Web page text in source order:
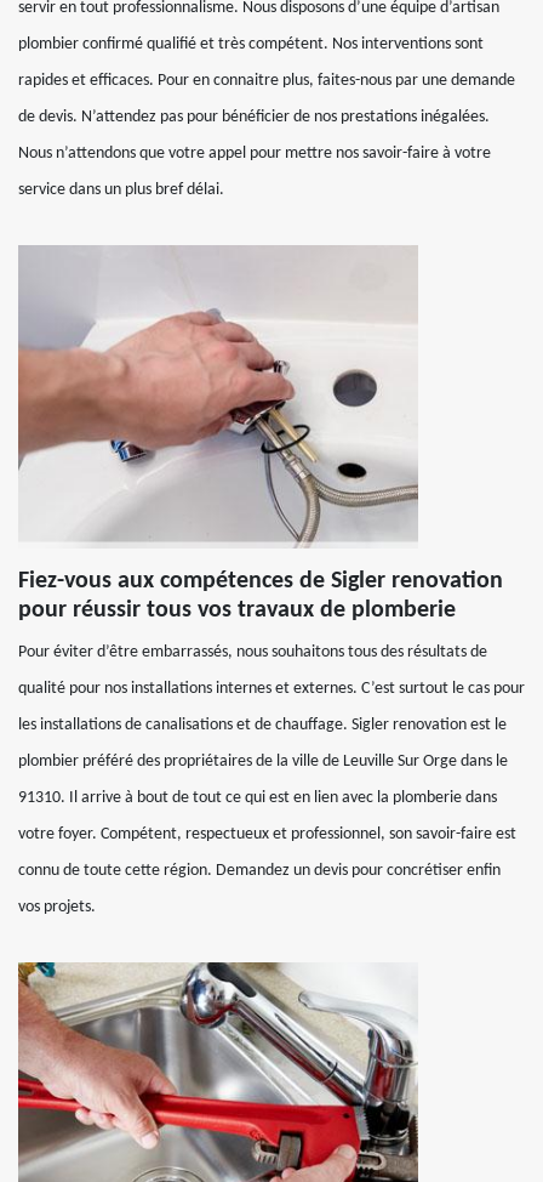
servir en tout professionnalisme. Nous disposons d’une équipe d’artisan
plombier confirmé qualifié et très compétent. Nos interventions sont
rapides et efficaces. Pour en connaitre plus, faites-nous par une demande
de devis. N’attendez pas pour bénéficier de nos prestations inégalées.
Nous n’attendons que votre appel pour mettre nos savoir-faire à votre
service dans un plus bref délai.
Fiez-vous aux compétences de Sigler renovation
pour réussir tous vos travaux de plomberie
Pour éviter d’être embarrassés, nous souhaitons tous des résultats de
qualité pour nos installations internes et externes. C’est surtout le cas pour
les installations de canalisations et de chauffage. Sigler renovation est le
plombier préféré des propriétaires de la ville de Leuville Sur Orge dans le
91310. Il arrive à bout de tout ce qui est en lien avec la plomberie dans
votre foyer. Compétent, respectueux et professionnel, son savoir-faire est
connu de toute cette région. Demandez un devis pour concrétiser enfin
vos projets.